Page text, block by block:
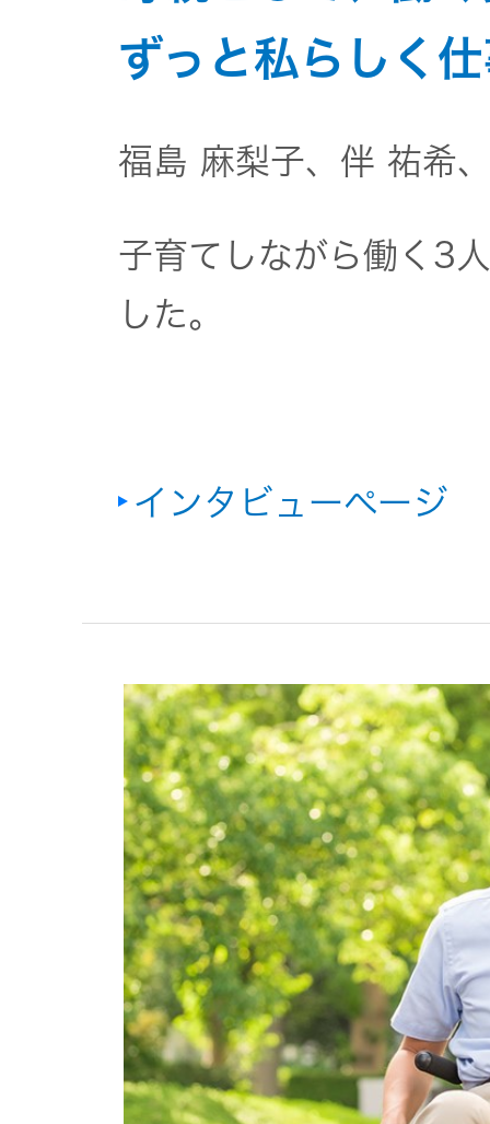
ずっと私らしく
福島 麻梨子、伴 祐希
子育てしながら働く3
した。
インタビューページ